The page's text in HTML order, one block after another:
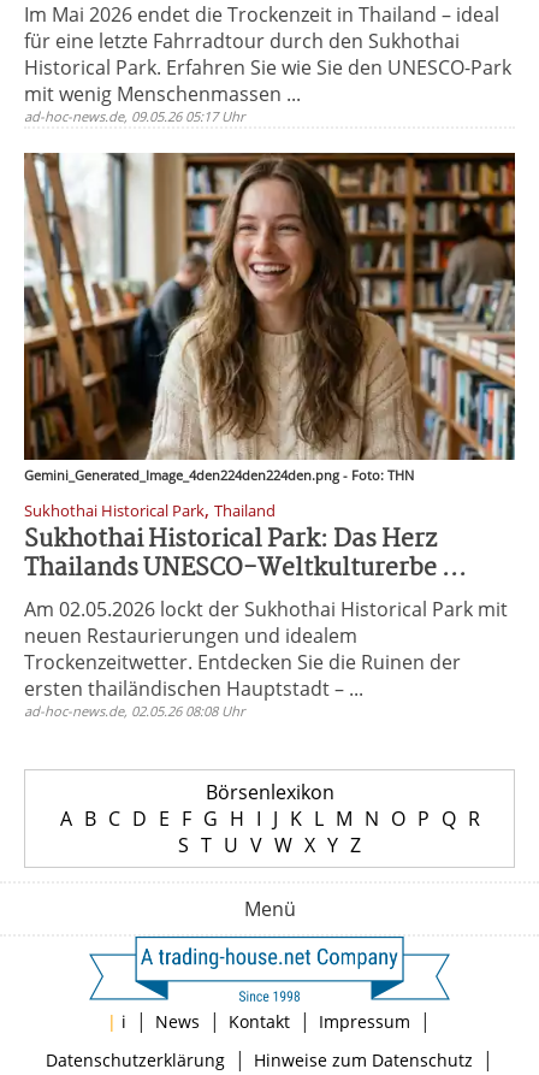
Im Mai 2026 endet die Trockenzeit in Thailand – ideal
für eine letzte Fahrradtour durch den Sukhothai
Historical Park. Erfahren Sie wie Sie den UNESCO-Park
mit wenig Menschenmassen ...
ad-hoc-news.de, 09.05.26 05:17 Uhr
Gemini_Generated_Image_4den224den224den.png - Foto: THN
Sukhothai Historical Park, Thailand
Sukhothai Historical Park: Das Herz
Thailands UNESCO-Weltkulturerbe ...
Am 02.05.2026 lockt der Sukhothai Historical Park mit
neuen Restaurierungen und idealem
Trockenzeitwetter. Entdecken Sie die Ruinen der
ersten thailändischen Hauptstadt – ...
ad-hoc-news.de, 02.05.26 08:08 Uhr
Börsenlexikon
A B C D E F G H I J K L M N O P Q R
S T U V W X Y Z
Menü
| i | News | Kontakt | Impressum |
Datenschutzerklärung| Hinweise zum Datenschutz |